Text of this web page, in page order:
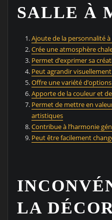
SALLE À
Ajoute de la personnalité à
Crée une atmosphère
Permet d’exprimer sa
Peut agrandir visuellement
Offre une variété
Apporte de la couleur et
Permet de mettre en
artistiques
Contribue à l’harmonie
Peut être facilement
LA